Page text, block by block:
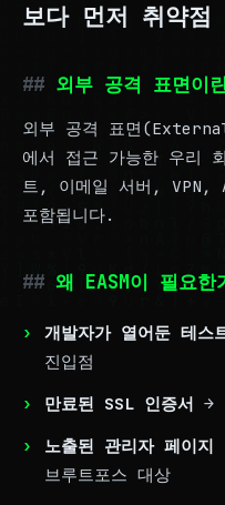
보다 먼저 취약점
외부 공격 표면이
외부 공격 표면
에서 접근 가능한 우리
트, 이메일 서버, VPN,
포함됩니다.
왜 EASM이 필요한
개발자가 열어둔 테스
진입점
만료된 SSL 인증서 →
노출된 관리자 페이지
브루트포스 대상